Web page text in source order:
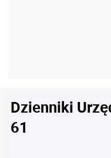
Dzienniki
61